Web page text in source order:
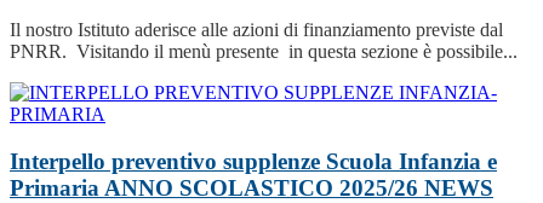
Il nostro Istituto aderisce alle azioni di finanziamento previste dal
PNRR. Visitando il menù presente in questa sezione è possibile...
Interpello preventivo supplenze Scuola Infanzia e
Primaria ANNO SCOLASTICO 2025/26 NEWS